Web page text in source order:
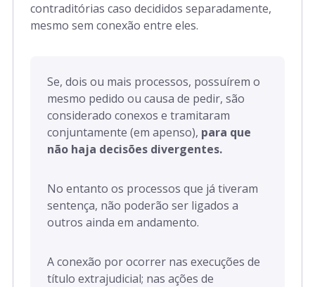
contraditórias caso decididos separadamente,
mesmo sem conexão entre eles.
Se, dois ou mais processos, possuírem o
mesmo pedido ou causa de pedir, são
considerado conexos e tramitaram
conjuntamente (em apenso), para que
não haja decisões divergentes.
No entanto os processos que já tiveram
sentença, não poderão ser ligados a
outros ainda em andamento.
A conexão por ocorrer nas execuções de
título extrajudicial; nas ações de